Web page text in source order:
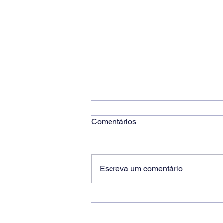
Comentários
Escreva um comentário